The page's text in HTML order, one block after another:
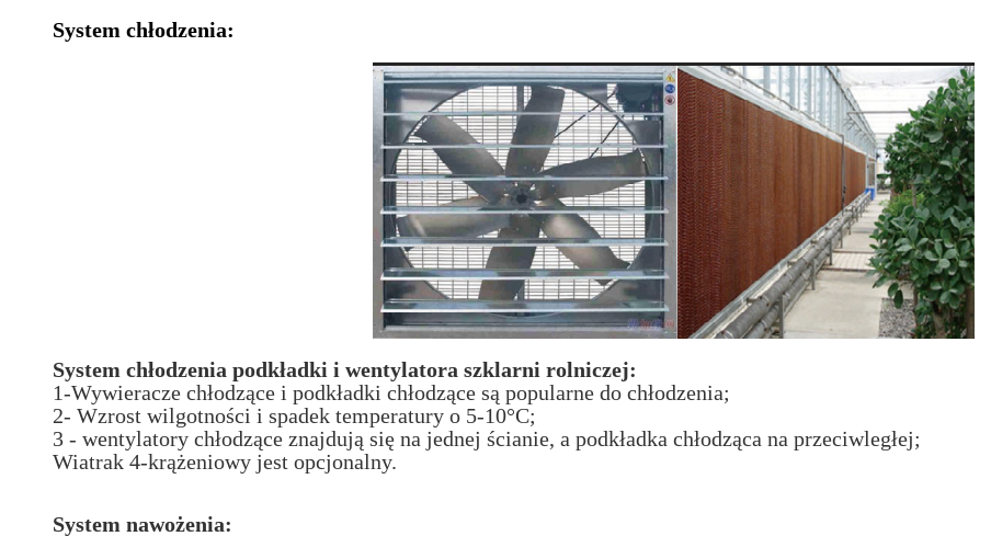
System chłodzenia:
System chłodzenia podkładki i wentylatora szklarni rolniczej:
1-Wywieracze chłodzące i podkładki chłodzące są popularne do chłodzenia;
2- Wzrost wilgotności i spadek temperatury o 5-10°C;
3 - wentylatory chłodzące znajdują się na jednej ścianie, a podkładka chłodząca na przeciwległej;
Wiatrak 4-krążeniowy jest opcjonalny.
System nawożenia: